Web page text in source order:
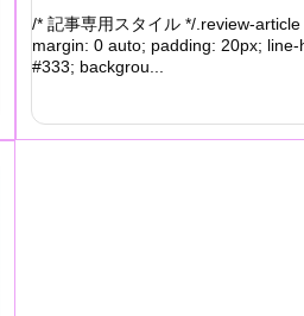
/* 記事専用スタイル */.review-
margin: 0 auto; padding: 20px;
#333; backgrou...